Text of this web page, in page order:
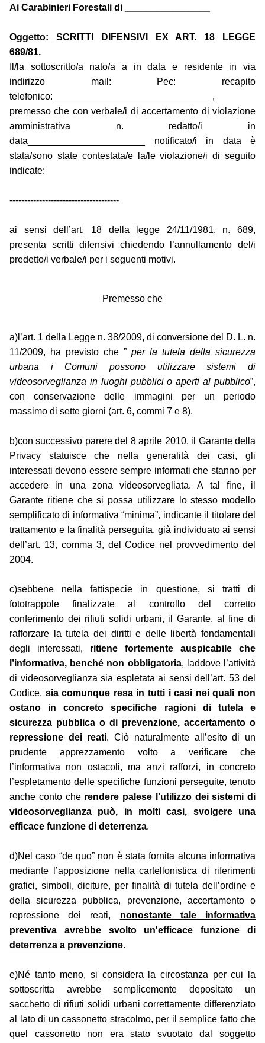
Ai Carabinieri Forestali di ________________
Oggetto: SCRITTI DIFENSIVI EX ART. 18 LEGGE
689/81.
Il/la sottoscritto/a nato/a a in data e residente in via
indirizzo mail: Pec: recapito
telefonico:______________________________,
premesso che con verbale/i di accertamento di violazione
amministrativa n. redatto/i in
data______________________ notificato/i in data è
stata/sono state contestata/e la/le violazione/i di seguito
indicate:
-------------------------------------
ai sensi dell’art. 18 della legge 24/11/1981, n. 689,
presenta scritti difensivi chiedendo l’annullamento del/i
predetto/i verbale/i per i seguenti motivi.
Premesso che
a)l’art. 1 della Legge n. 38/2009, di conversione del D. L. n.
11/2009, ha previsto che ” per la tutela della sicurezza
urbana i Comuni possono utilizzare sistemi di
videosorveglianza in luoghi pubblici o aperti al pubblico”,
con conservazione delle immagini per un periodo
massimo di sette giorni (art. 6, commi 7 e 8).
b)con successivo parere del 8 aprile 2010, il Garante della
Privacy statuisce che nella generalità dei casi, gli
interessati devono essere sempre informati che stanno per
accedere in una zona videosorvegliata. A tal fine, il
Garante ritiene che si possa utilizzare lo stesso modello
semplificato di informativa “minima”, indicante il titolare del
trattamento e la finalità perseguita, già individuato ai sensi
dell’art. 13, comma 3, del Codice nel provvedimento del
2004.
c)sebbene nella fattispecie in questione, si tratti di
fototrappole finalizzate al controllo del corretto
conferimento dei rifiuti solidi urbani, il Garante, al fine di
rafforzare la tutela dei diritti e delle libertà fondamentali
degli interessati, ritiene fortemente auspicabile che
l’informativa, benché non obbligatoria, laddove l’attività
di videosorveglianza sia espletata ai sensi dell’art. 53 del
Codice, sia comunque resa in tutti i casi nei quali non
ostano in concreto specifiche ragioni di tutela e
sicurezza pubblica o di prevenzione, accertamento o
repressione dei reati. Ciò naturalmente all’esito di un
prudente apprezzamento volto a verificare che
l’informativa non ostacoli, ma anzi rafforzi, in concreto
l’espletamento delle specifiche funzioni perseguite, tenuto
anche conto che rendere palese l’utilizzo dei sistemi di
videosorveglianza può, in molti casi, svolgere una
efficace funzione di deterrenza.
d)Nel caso “de quo” non è stata fornita alcuna informativa
mediante l’apposizione nella cartellonistica di riferimenti
grafici, simboli, diciture, per finalità di tutela dell’ordine e
della sicurezza pubblica, prevenzione, accertamento o
repressione dei reati, nonostante tale informativa
preventiva avrebbe svolto un'efficace funzione di
deterrenza a prevenzione.
e)Né tanto meno, si considera la circostanza per cui la
sottoscritta avrebbe semplicemente depositato un
sacchetto di rifiuti solidi urbani correttamente differenziato
al lato di un cassonetto stracolmo, per il semplice fatto che
quel cassonetto non era stato svuotato dal soggetto